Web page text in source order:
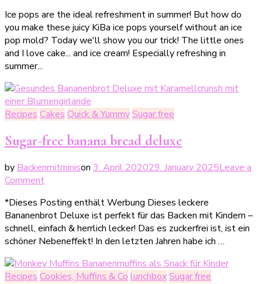
KiBa-
Eispops
ohne
Eispops-
Ice pops are the ideal refreshment in summer! But how do
you make these juicy KiBa ice pops yourself without an ice
pop mold? Today we'll show you our trick! The little ones
and I love cake... and ice cream! Especially refreshing in
summer...
Recipes Cakes Quick & YummySugar free
Sugar-free banana bread deluxe
by Backenmitminison 3. April 202029. January 2025Leave a
Commenton
Bananenbrot
Deluxe
*Dieses Posting enthält Werbung Dieses leckere
Bananenbrot Deluxe ist perfekt für das Backen mit Kindern –
schnell, einfach & herrlich lecker! Das es zuckerfrei ist, ist ein
schöner Nebeneffekt! In den letzten Jahren habe ich …
Recipes Cookies, Muffins & Co lunchboxSugar free